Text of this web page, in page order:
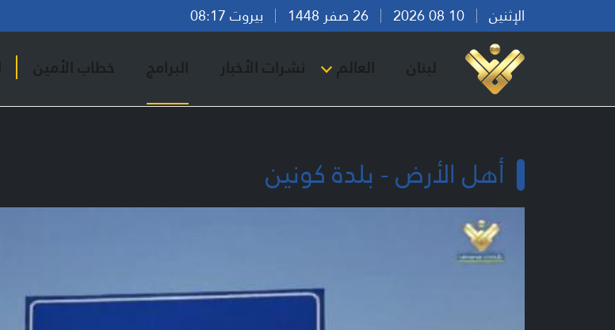
الإثنين بيروت 08:17
لبنان العالم نشرات الأخبار البرامج خطاب الأمين
أهل الأرض - بلدة كونين